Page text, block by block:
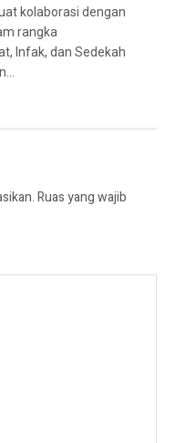
kolaborasi dengan
rangka
Infak, dan Sedekah
Ruas yang wajib